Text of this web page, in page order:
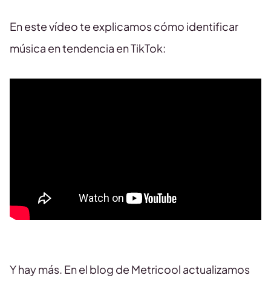
En este vídeo te explicamos cómo identificar
música en tendencia en TikTok:
Y hay más. En el blog de Metricool actualizamos